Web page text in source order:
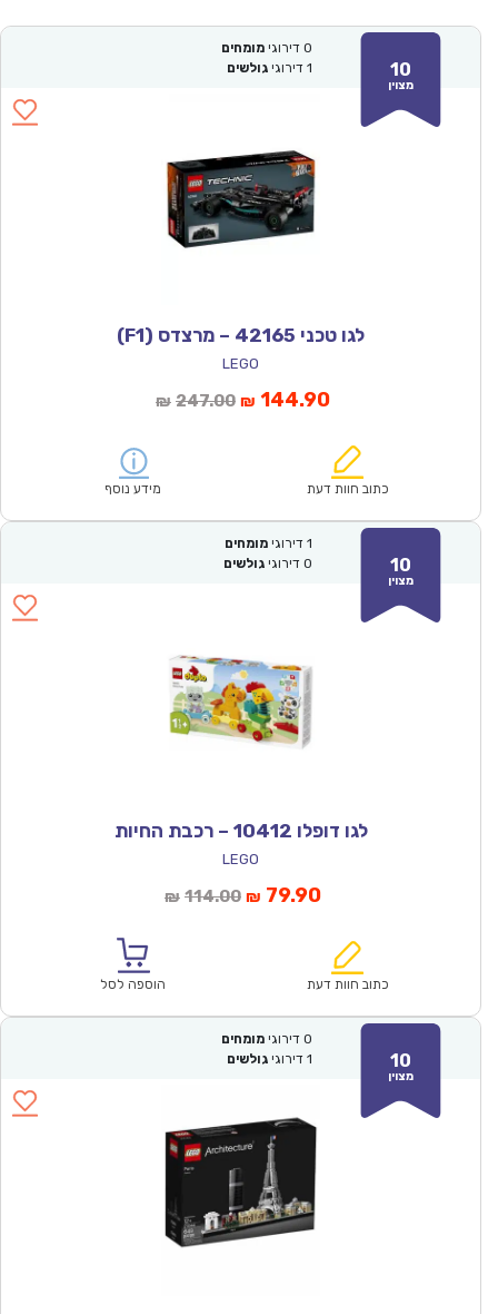
10
מצוין
0 דירוגי מומחים
1 דירוגי גולשים
לגו טכני 42165 – מרצדס (F1)
LEGO
₪ 247.00המחיר
₪247.00.
₪ 144.90המחיר
הוא:
כתוב חוות דעת מידע נוסף
10
מצוין
1 דירוגי מומחים
0 דירוגי גולשים
לגו דופלו 10412 – רכבת החיות
LEGO
₪ 114.00המחיר
₪114.00.
₪ 79.90המחיר
הוא:
כתוב חוות דעת הוספה לסל
10
מצוין
0 דירוגי מומחים
1 דירוגי גולשים